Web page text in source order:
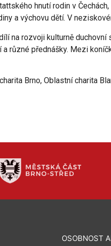
hnutí rodin v
a výchovu dětí. V
na rozvoji kulturně duchovní
různé přednášky. Mezi
Brno, Oblastní charita
OSOBNOST